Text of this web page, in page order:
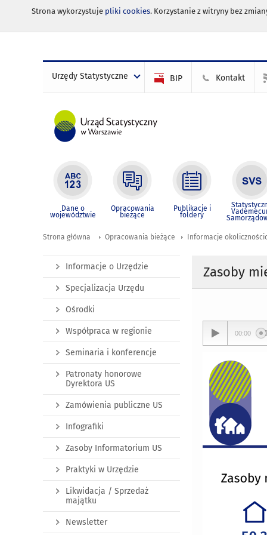
Strona wykorzystuje pliki cookies. Korzystanie z witryny bez
Urzędy Statystyczne BIP Kontakt
Dane o
województwie
Opracowania
bieżące
Publikacje i
foldery
Strona główna Opracowania bieżące Informacje
Zasoby
00:00
Informacje o Urzędzie
Specjalizacja Urzędu
Ośrodki
Współpraca w regionie
Seminaria i konferencje
Patronaty honorowe
Dyrektora US
Zamówienia publiczne US
Infografiki
Zasoby Informatorium US
Praktyki w Urzędzie
Likwidacja / Sprzedaż
majątku
Newsletter